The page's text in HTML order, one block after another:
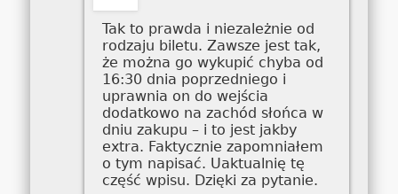
Tak to prawda i niezależnie od
rodzaju biletu. Zawsze jest tak,
że można go wykupić chyba od
16:30 dnia poprzedniego i
uprawnia on do wejścia
dodatkowo na zachód słońca w
dniu zakupu – i to jest jakby
extra. Faktycznie zapomniałem
o tym napisać. Uaktualnię tę
część wpisu. Dzięki za pytanie.